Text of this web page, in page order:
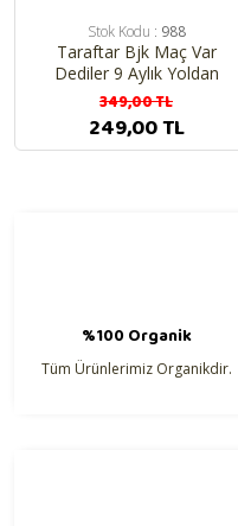
Stok Kodu : 988
Taraftar Bjk Maç Var
Dediler 9 Aylık Yoldan
Geldim Penye Battaniye
349,00 TL
249,00 TL
%100 Organik
Tüm Ürünlerimiz Organikdir.